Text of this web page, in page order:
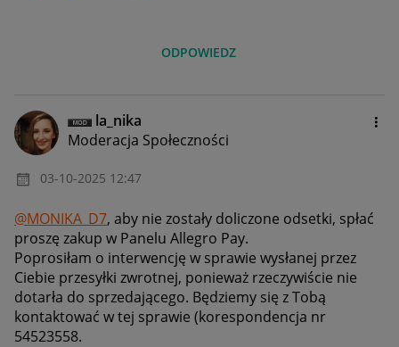
ODPOWIEDZ
la_nika
Moderacja Społeczności
‎03-10-2025 12:47
@MONIKA_D7, aby nie zostały doliczone odsetki, spłać
proszę zakup w Panelu Allegro Pay.
Poprosiłam o interwencję w sprawie wysłanej przez
Ciebie przesyłki zwrotnej, ponieważ rzeczywiście nie
dotarła do sprzedającego. Będziemy się z Tobą
kontaktować w tej sprawie (korespondencja nr
54523558.